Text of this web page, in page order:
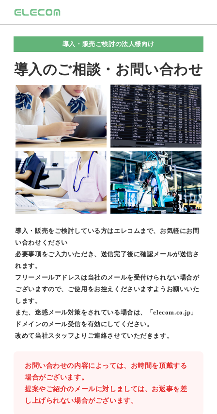
導入・販売ご検討の法人様向け
導入のご相談・お問い合わせ
導入・販売をご検討している方はエレコムまで、お気軽にお問
い合わせください
必要事項をご入力いただき、送信完了後に確認メールが送信さ
れます。
フリーメールアドレスは当社のメールを受付けられない場合が
ございますので、ご使用をお控えくださいますようお願いいた
します。
また、迷惑メール対策をされている場合は、「elecom.co.jp」
ドメインのメール受信を有効にしてください。
改めて当社スタッフよりご連絡させていただきます。
お問い合わせの内容によっては、お時間を頂戴する
場合がございます。
提案やご紹介のメールに対しましては、お返事を差
し上げられない場合がございます。